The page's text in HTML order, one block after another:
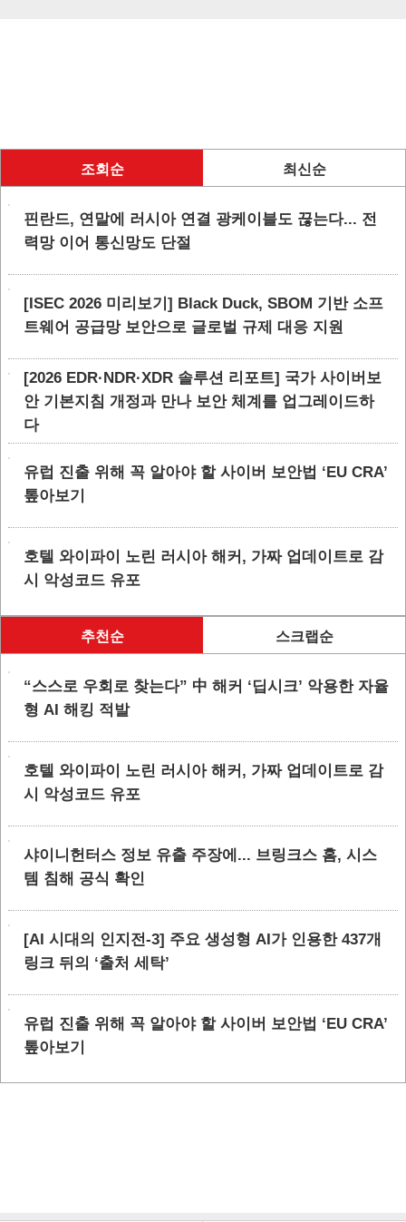
조회순 최신순
핀란드, 연말에 러시아 연결 광케이블도 끊는다... 전
력망 이어 통신망도 단절
[ISEC 2026 미리보기] Black Duck, SBOM 기반 소프
트웨어 공급망 보안으로 글로벌 규제 대응 지원
[2026 EDR·NDR·XDR 솔루션 리포트] 국가 사이버보
안 기본지침 개정과 만나 보안 체계를 업그레이드하
다
유럽 진출 위해 꼭 알아야 할 사이버 보안법 ‘EU CRA’
톺아보기
호텔 와이파이 노린 러시아 해커, 가짜 업데이트로 감
시 악성코드 유포
추천순 스크랩순
“스스로 우회로 찾는다” 中 해커 ‘딥시크’ 악용한 자율
형 AI 해킹 적발
호텔 와이파이 노린 러시아 해커, 가짜 업데이트로 감
시 악성코드 유포
샤이니헌터스 정보 유출 주장에... 브링크스 홈, 시스
템 침해 공식 확인
[AI 시대의 인지전-3] 주요 생성형 AI가 인용한 437개
링크 뒤의 ‘출처 세탁’
유럽 진출 위해 꼭 알아야 할 사이버 보안법 ‘EU CRA’
톺아보기